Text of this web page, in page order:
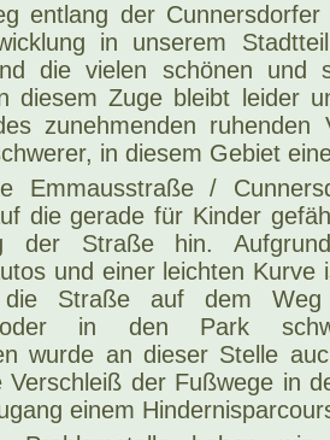
entlang der
in unserem
die vielen schönen und
diesem Zuge bleibt leider
zunehmenden
in diesem Gebiet
Emmausstraße /
die gerade für Kinder
der Straße hin.
und einer leichten Kurve
Straße auf dem Weg
oder in den Park
wurde an dieser Stelle
Verschleiß der Fußwege in
einem